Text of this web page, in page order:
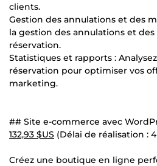
clients.
Gestion des annulations et des
la gestion des annulations et
réservation.
Statistiques et rapports :
réservation pour optimiser vos
marketing.
## Site e-commerce avec
132,93 $US (Délai de réalisation :
Créez une boutique en ligne